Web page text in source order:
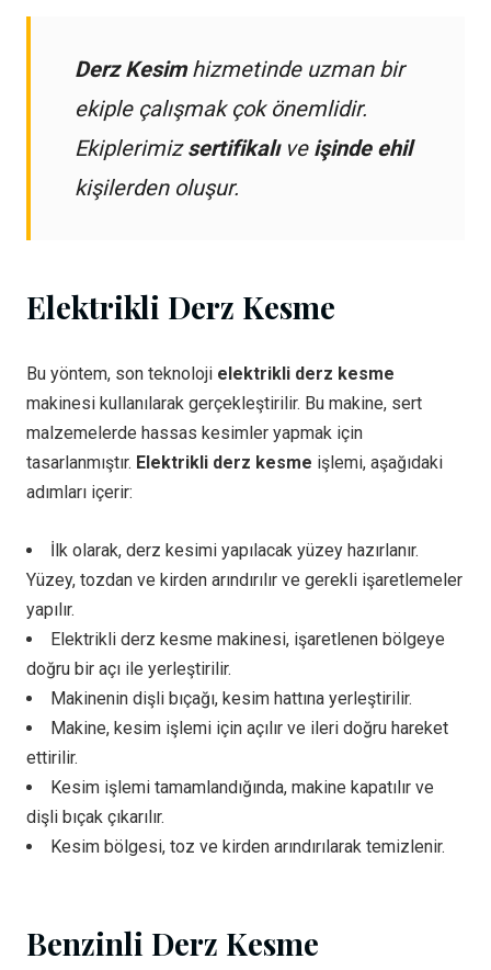
Derz Kesimhizmetinde uzman bir
ekiple çalışmak çok önemlidir.
Ekiplerimizsertifikalıve işinde ehil
kişilerden oluşur.
Elektrikli Derz Kesme
Bu yöntem, son teknoloji elektrikli derz kesme
makinesi kullanılarak gerçekleştirilir. Bu makine, sert
malzemelerde hassas kesimler yapmak için
tasarlanmıştır. Elektrikli derz kesme işlemi, aşağıdaki
adımları içerir:
İlk olarak, derz kesimi yapılacak yüzey hazırlanır.
Yüzey, tozdan ve kirden arındırılır ve gerekli işaretlemeler
yapılır.
Elektrikli derz kesme makinesi, işaretlenen bölgeye
doğru bir açı ile yerleştirilir.
Makinenin dişli bıçağı, kesim hattına yerleştirilir.
Makine, kesim işlemi için açılır ve ileri doğru hareket
ettirilir.
Kesim işlemi tamamlandığında, makine kapatılır ve
dişli bıçak çıkarılır.
Kesim bölgesi, toz ve kirden arındırılarak temizlenir.
Benzinli Derz Kesme